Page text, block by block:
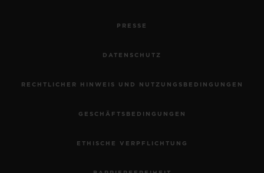
PRESSE
DATENSCHUTZ
RECHTLICHER HINWEIS UND NUTZUNGSBEDINGUNGEN
GESCHÄFTSBEDINGUNGEN
ETHISCHE VERPFLICHTUNG